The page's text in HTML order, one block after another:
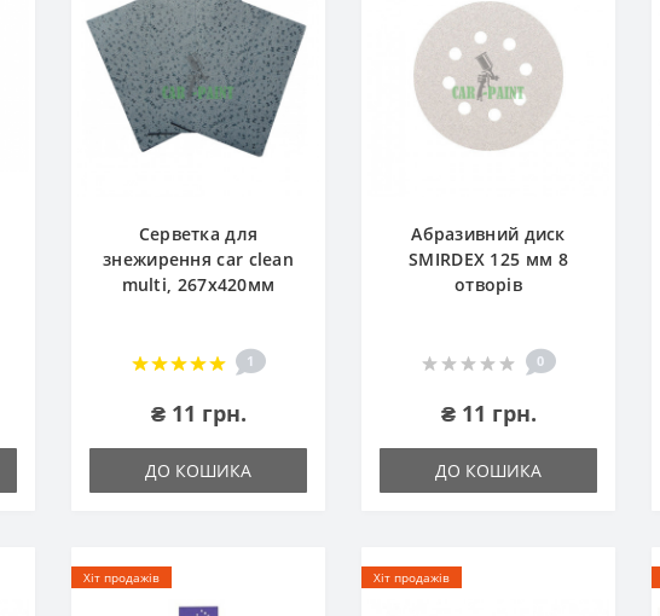
Серветка для
знежирення car clean
multi, 267х420мм
1
₴ 11 грн.
ДО КОШИКА
Абразивний диск
SMIRDEX 125 мм 8
отворів
0
₴ 11 грн.
ДО КОШИКА
Хіт продажів Хіт продажів